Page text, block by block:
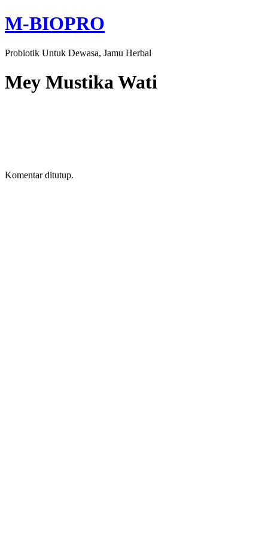
M-BIOPRO
Probiotik Untuk Dewasa, Jamu Herbal
Mey Mustika Wati
Komentar ditutup.